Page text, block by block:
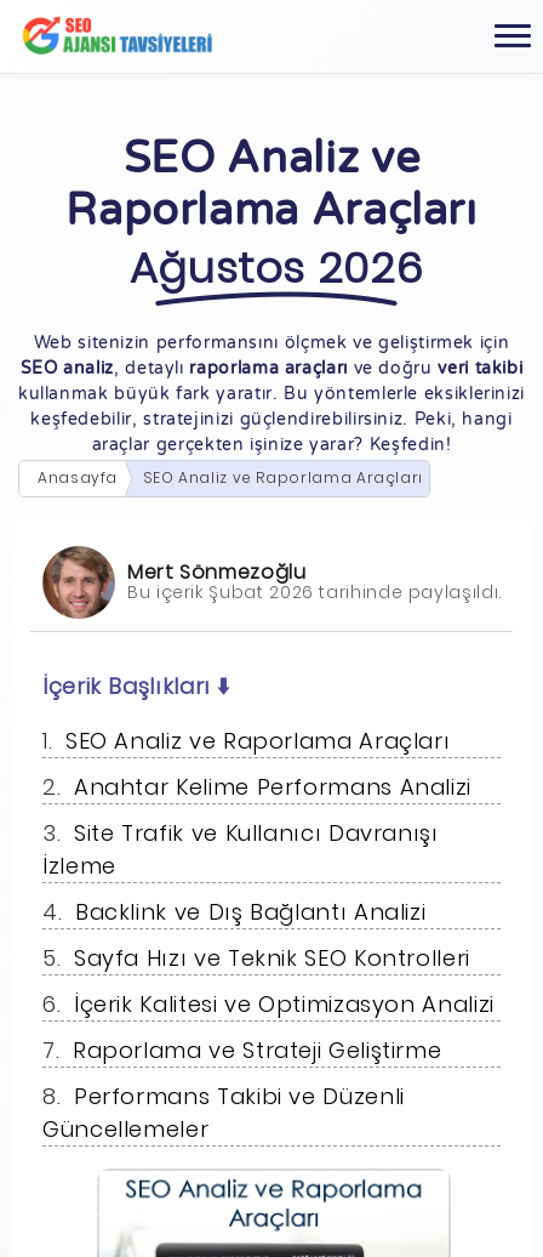
SEO Analiz ve
Raporlama Araçları
Ağustos 2026
Web sitenizin performansını ölçmek ve geliştirmek için
SEO analiz, detaylı raporlama araçları ve doğruveri takibi
kullanmak büyük fark yaratır. Bu yöntemlerle eksiklerinizi
keşfedebilir, stratejinizi güçlendirebilirsiniz. Peki, hangi
araçlar gerçekten işinize yarar? Keşfedin!
Anasayfa
SEO Analiz ve Raporlama Araçları
Mert Sönmezoğlu
Bu içerik Şubat 2026 tarihinde paylaşıldı.
İçerik Başlıkları ⬇️
SEO Analiz ve Raporlama Araçları
Anahtar Kelime Performans Analizi
Site Trafik ve Kullanıcı Davranışı
İzleme
Backlink ve Dış Bağlantı Analizi
Sayfa Hızı ve Teknik SEO Kontrolleri
İçerik Kalitesi ve Optimizasyon Analizi
Raporlama ve Strateji Geliştirme
Performans Takibi ve Düzenli
Güncellemeler